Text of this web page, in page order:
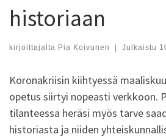
historiaan
kirjoittajalta Pia Koivunen | Julkaistu
Koronakriisin kiihtyessä
opetus siirtyi nopeasti verkkoon.
tilanteessa heräsi myös tarve
historiasta ja niiden